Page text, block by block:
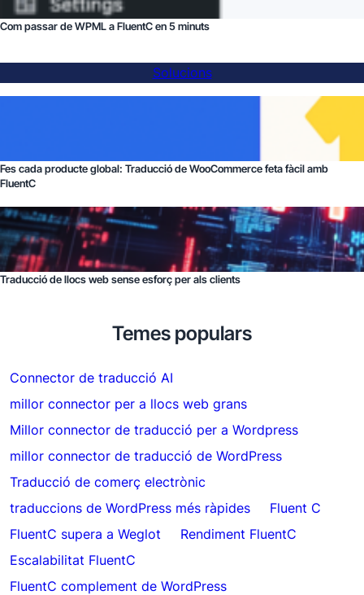
Com passar de WPML a FluentC en 5 minuts
Solucions
Fes cada producte global: Traducció de WooCommerce feta fàcil amb
FluentC
Traducció de llocs web sense esforç per als clients
Temes populars
Connector de traducció AI
millor connector per a llocs web grans
Millor connector de traducció per a Wordpress
millor connector de traducció de WordPress
Traducció de comerç electrònic
traduccions de WordPress més ràpides
Fluent C
FluentC supera a Weglot
Rendiment FluentC
Escalabilitat FluentC
FluentC complement de WordPress